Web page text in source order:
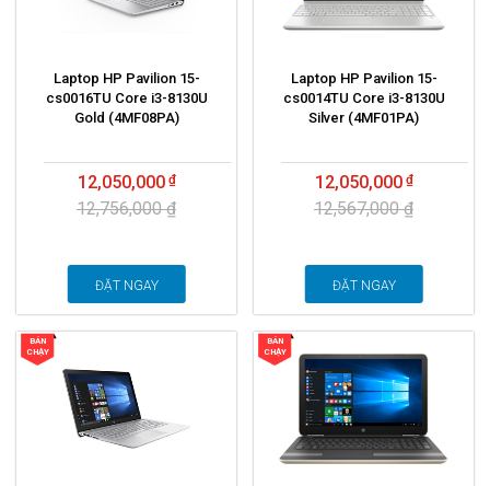
Laptop HP Pavilion 15-
cs0016TU Core i3-8130U
Gold (4MF08PA)
12,050,000
12,756,000 ₫
ĐẶT NGAY
Laptop HP Pavilion 15-
cs0014TU Core i3-8130U
Silver (4MF01PA)
12,050,000
12,567,000 ₫
ĐẶT NGAY
BÁN
CHẠY
BÁN
CHẠY